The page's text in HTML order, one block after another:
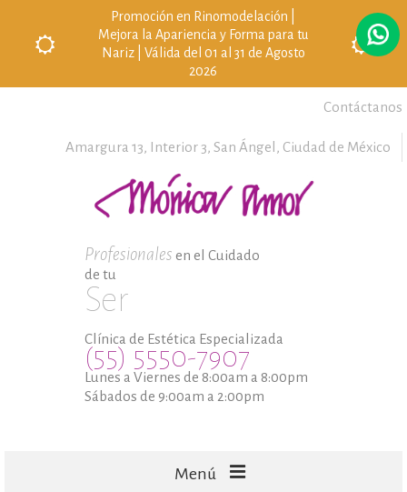
Promoción en Rinomodelación |
Mejora la Apariencia y Forma para tu
Nariz | Válida del 01 al 31 de Agosto
2026
Contáctanos
Amargura 13, Interior 3, San Ángel, Ciudad de México
Profesionales en el Cuidado
de tu
Ser
Clínica de Estética Especializada
(55) 5550-7907
Lunes a Viernes de 8:00am a 8:00pm
Sábados de 9:00am a 2:00pm
Menú